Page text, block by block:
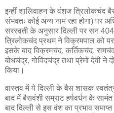
इन्हीं शालिवाहन के वंशज त्रिलोकचंद
संभवतः कोई अन्य नाम रहा होगा) पर
सरस्वती के अनुसार दिल्ली पर सन
त्रिलोकचंद प्रथम ने विक्रमपाल को
इसके बाद विक्रमचंद, कर्तिकचंद,
बोधचंद्र, गोविंदचंद्र तथा प्रेमो देवी
किया।
वास्तव में ये दिल्ली के बैस शासक
बाद में बैसवंशी सम्राट हर्षवर्धन के
बाद दिल्ली से इस वंश का प्रभाव